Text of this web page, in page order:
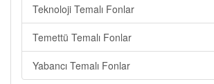
Teknoloji Temalı Fonlar
Temettü Temalı Fonlar
Yabancı Temalı Fonlar